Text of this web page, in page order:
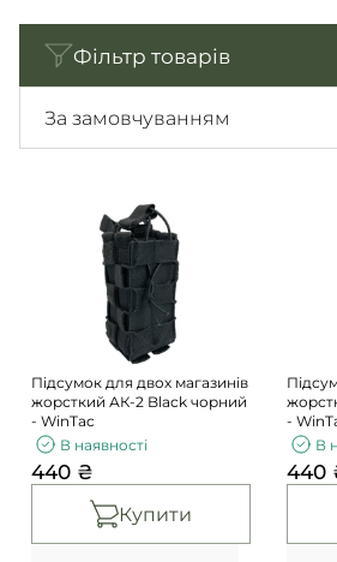
Обране0
Увійти
RU
Каталог
Контакти
Про нас
Доставка і оплата
Повернення та обмін
Аксесуари
Ліхтарі , біноклі та елементи
Шеврони, патчі та нашивки
Погони
Фурнітура
Second Hand NATO
Фільтр товарів
За замовчуванням
Підсумок для двох магазинів
жорсткий АК-2 Black чорний
- WinTac
В наявності
440 ₴
Купити
-
В
440